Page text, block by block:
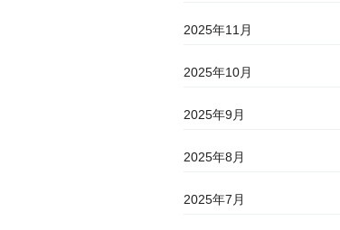
2025年11月
2025年10月
2025年9月
2025年8月
2025年7月